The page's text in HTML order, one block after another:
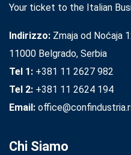
Your ticket to the Italian
Indirizzo: Zmaja od Noćaja
11000 Belgrado, Serbia
Tel 1: +381 11 2627 982
Tel 2: +381 11 2624 194
Email:
Chi Siamo